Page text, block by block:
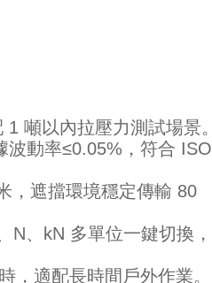
噸以內拉壓力測試場景。
動率≤0.05%，符合 ISO
，遮擋環境穩定傳輸 80
N、kN 多單位一鍵切換，
，適配長時間戶外作業。